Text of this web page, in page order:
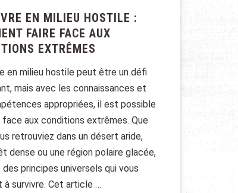
EN MILIEU HOSTILE :
FAIRE FACE AUX
EXTRÊMES
en milieu hostile peut être un défi
mais avec les connaissances et
appropriées, il est possible
aux conditions extrêmes. Que
retrouviez dans un désert aride,
dense ou une région polaire glacée,
principes universels qui vous
à survivre. Cet article …